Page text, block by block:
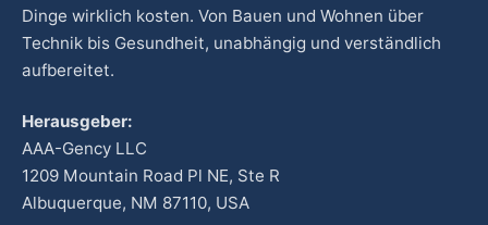
Dinge wirklich kosten. Von Bauen und Wohnen über
Technik bis Gesundheit, unabhängig und verständlich
aufbereitet.
Herausgeber:
AAA-Gency LLC
1209 Mountain Road Pl NE, Ste R
Albuquerque, NM 87110, USA